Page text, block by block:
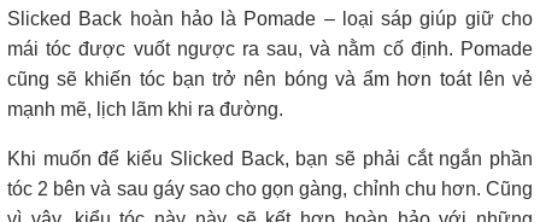
Slicked Back hoàn hảo là Pomade – loại sáp giúp giữ cho
mái tóc được vuốt ngược ra sau, và nằm cố định. Pomade
cũng sẽ khiến tóc bạn trở nên bóng và ẩm hơn toát lên vẻ
mạnh mẽ, lịch lãm khi ra đường.
Khi muốn để kiểu Slicked Back, bạn sẽ phải cắt ngắn phần
tóc 2 bên và sau gáy sao cho gọn gàng, chỉnh chu hơn. Cũng